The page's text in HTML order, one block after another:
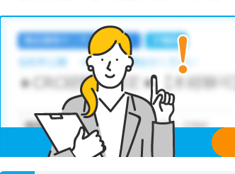
南丹市の作業療法士求人では以下のような条件が人気で
積極採用中・残業少なめ・託児所・育児補助あり
他の条件でも人気の求人がございますので、「こだわ
全国の作業療法士求人から検索いただくことも可能です。
無料転職支援サービスにお申し込みいただくと、ご希望
ご希望条件がまだ定まっていない方は
人気の希望条件
転職支援の他、情報収集や募集状況の確認も、お気軽に